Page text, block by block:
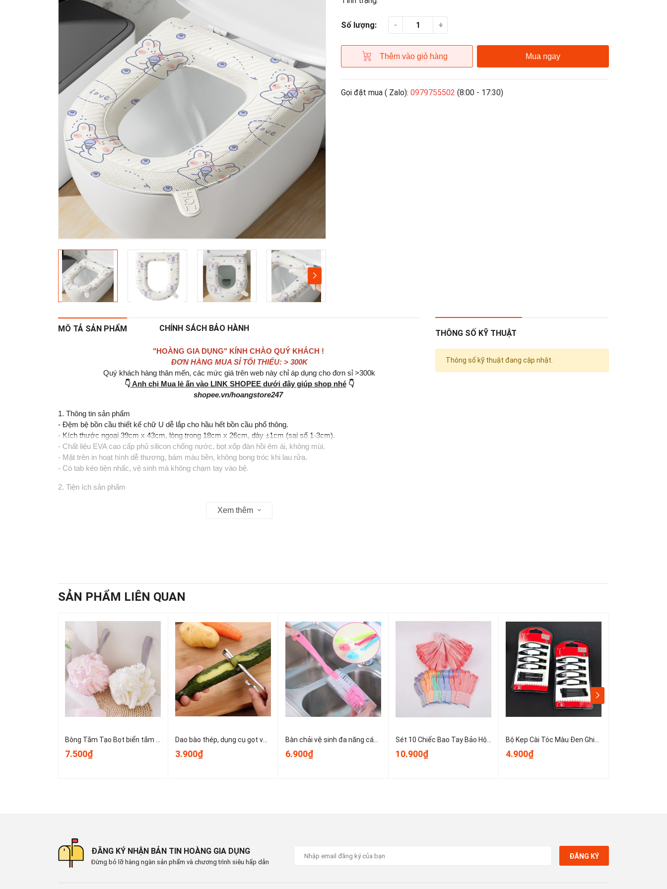
Số lượng: - +
Thêm vào giỏ hàng Mua ngay
Gọi đặt mua ( Zalo): 0979755502 (8:00 - 17:30)
MÔ TẢ SẢN PHẨM CHÍNH SÁCH BẢO HÀNH
"HOÀNG GIA DỤNG" KÍNH CHÀO QUÝ KHÁCH !
ĐƠN HÀNG MUA SỈ TỐI THIỂU: > 300K
Quý khách hàng thân mến, các mức giá trên web này chỉ áp dụng cho đơn sỉ >300k
👇Anh chị Mua lẻ ấn vào LINK SHOPEE dưới đây giúp shop nhé👇
shopee.vn/hoangstore247
1. Thông tin sản phẩm
- Đệm bệ bồn cầu thiết kế chữ U dễ lắp cho hầu hết bồn cầu phổ thông.
- Kích thước ngoại 39cm x 43cm, lòng trong 18cm x 26cm, dày ±1cm (sai số 1‑3cm).
- Chất liệu EVA cao cấp phủ silicon chống nước, bọt xốp đàn hồi êm ái, không mùi.
- Mặt trên in hoạt hình dễ thương, bám màu bền, không bong tróc khi lau rửa.
- Có tab kéo tiện nhấc, vệ sinh mà không chạm tay vào bệ.
2. Tiện ích sản phẩm
- Cấu trúc bọt xốp giữ nhiệt, mang lại cảm giác ấm áp mùa đông, thoáng mát mùa hè.
- Tạo lớp đệm êm, giảm áp lực lên hông và đùi, đặc biệt phù hợp cho người lớn tuổi, phụ nữ mang thai.
- Ngăn cách trực tiếp da với bề mặt sứ, giảm nguy cơ lây lan vi khuẩn, nấm mốc.
- Trang trí không gian vệ sinh, mang lại cảm giác sạch sẽ, đáng yêu cho trẻ nhỏ.
4. Hướng dẫn sử dụng chi tiết
- Vệ sinh bề mặt bệ bồn cầu, lau khô trước khi dán.
- Lột lớp keo ở mặt sau, canh vị trí chữ U và dán từ trên xuống, miết nhẹ cho bám chặt.
- Điều chỉnh tab kéo hướng ra ngoài để dễ tháo.
- Sau 1–2 tuần, tháo ra giặt nhẹ bằng xà phòng trung tính, phơi khô tự nhiên.
- Không dùng bàn chải cứng hoặc chất tẩy mạnh để tránh làm mòn lớp silicon.
- Khi không sử dụng, bảo quản nơi khô ráo, tránh ánh nắng trực tiếp để kéo dài tuổi thọ.
#dembetboncau #vobocboncau #demboncaueva #demgiuammoadong #lotdemboncaudethuong
#phukienthuvesinh #vobocgiuam #boncaudinhinhchuU #tienichnhavesinh #demboncauchobe
Hotline : 0902.960.976 (Zalo)
Xem thêm
THÔNG SỐ KỸ THUẬT
Thông số kỹ thuật đang cập nhật.
SẢN PHẨM LIÊN QUAN
Bông Tắm Tạo Bọt biển tắm lớn, bọt biển tắm cao cấp không bị lan rộng, siêu mềm và dễ tạo bọt A3553
7.500₫
Dao bào thép, dụng cụ gọt vỏ kim loại, dụng cụ gọt vỏ trái cây và rau củ nhỏ gọn dễ sử dụng T1243
3.900₫
Bàn chải vệ sinh đa năng cán dài dùng để vệ sinh nồi, cốc, tách trà, bình giữ nhiệt, bình sữa trẻ em A1934
6.900₫
Sét 10 Chiếc Bao Tay Bảo Hộ Lao Động ,Găng tay đan sọc nhiều màu, găng tay làm việc, găng tay len A0331
10.900₫
Bộ Kẹp Cài Tóc Màu Đen Ghim Bên Gọn Gàng, Kẹp Tóc Nữ Kẹp Mini Cố Định Tóc Không Trơn Trượt T1123
4.900₫
ĐĂNG KÝ NHẬN BẢN TIN HOÀNG GIA DỤNG
Đừng bỏ lỡ hàng ngàn sản phẩm và chương trình siêu hấp dẫn
ĐĂNG KÝ